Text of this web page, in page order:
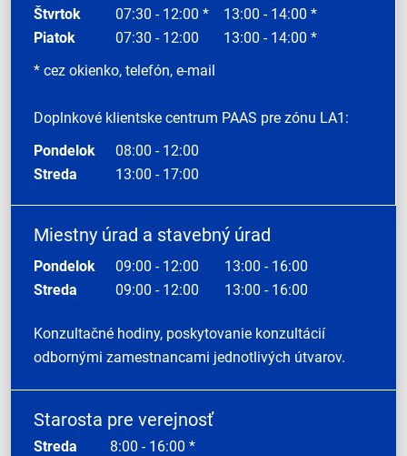
Štvrtok
07:30 - 12:00 *
13:00 - 14:00 *
Piatok
07:30 - 12:00
13:00 - 14:00 *
* cez okienko, telefón, e-mail
Doplnkové klientske centrum PAAS pre zónu LA1:
Pondelok
08:00 - 12:00
Streda
13:00 - 17:00
Miestny úrad a stavebný úrad
Pondelok 09:00 - 12:00
13:00 - 16:00
Streda
09:00 - 12:00 13:00 - 16:00
Konzultačné hodiny, poskytovanie konzultácií
odbornými zamestnancami jednotlivých útvarov.
Starosta pre verejnosť
Streda 8:00 - 16:00 *